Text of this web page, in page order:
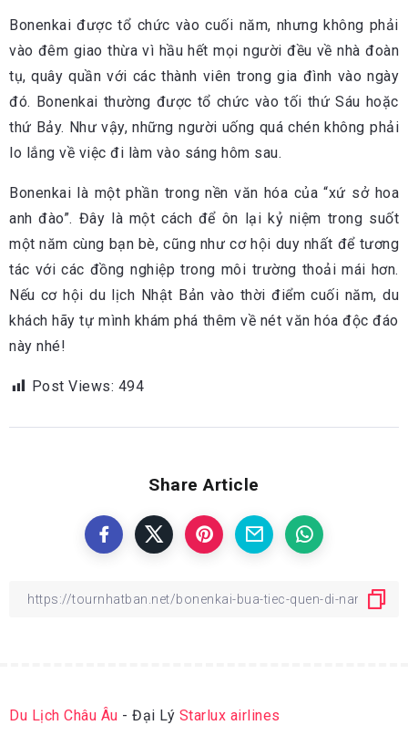
Bonenkai được tổ chức vào cuối năm, nhưng không phải
vào đêm giao thừa vì hầu hết mọi người đều về nhà đoàn
tụ, quây quần với các thành viên trong gia đình vào ngày
đó. Bonenkai thường được tổ chức vào tối thứ Sáu hoặc
thứ Bảy. Như vậy, những người uống quá chén không phải
lo lắng về việc đi làm vào sáng hôm sau.
Bonenkai là một phần trong nền văn hóa của “xứ sở hoa
anh đào”. Đây là một cách để ôn lại kỷ niệm trong suốt
một năm cùng bạn bè, cũng như cơ hội duy nhất để tương
tác với các đồng nghiệp trong môi trường thoải mái hơn.
Nếu cơ hội du lịch Nhật Bản vào thời điểm cuối năm, du
khách hãy tự mình khám phá thêm về nét văn hóa độc đáo
này nhé!
Post Views: 494
Share Article
Du Lịch Châu Âu - Đại Lý Starlux airlines